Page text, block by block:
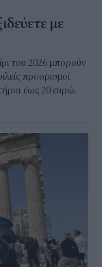
με
του 2026 μπορούν
προορισμοί
έως 20 ευρώ.